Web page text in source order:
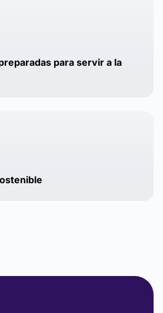
para servir a la